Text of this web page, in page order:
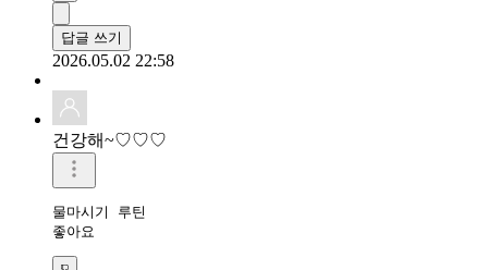
답글 쓰기
2026.05.02 22:58
건강해~♡♡♡
물마시기 루틴
좋아요